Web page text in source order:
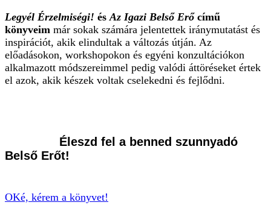
Legyél Érzelmiségi! és Az Igazi Belső Erőcímű
könyveim már sokak számára jelentettek iránymutatást és
inspirációt, akik elindultak a változás útján. Az
előadásokon, workshopokon és egyéni konzultációkon
alkalmazott módszereimmel pedig valódi áttöréseket értek
el azok, akik készek voltak cselekedni és fejlődni.
Éleszd fel a benned szunnyadó
Belső Erőt!
OKé, kérem a könyvet!